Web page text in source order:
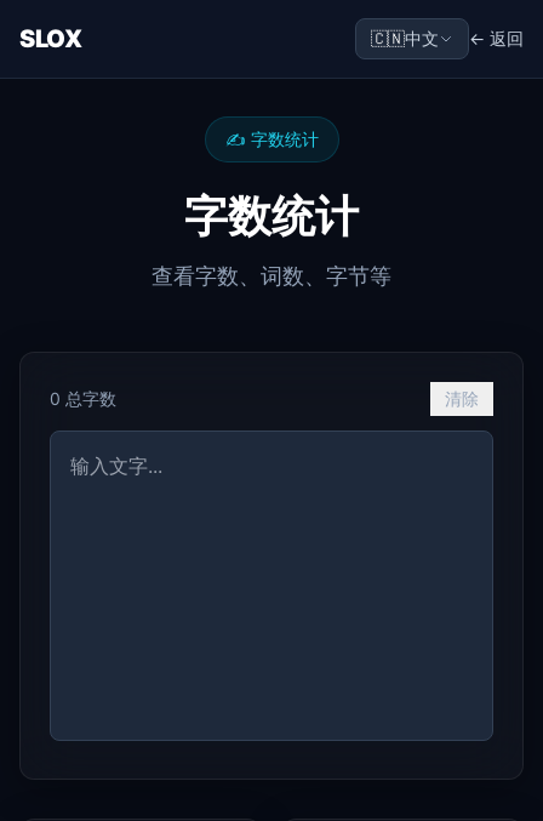
SLOX 🇨🇳中文 ← 返回
✍️ 字数统计
字数统计
查看字数、词数、字节等
0 总字数 清除